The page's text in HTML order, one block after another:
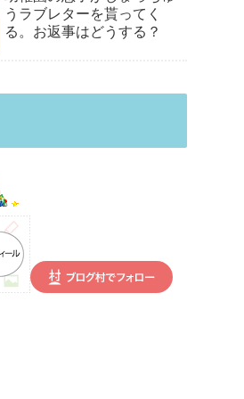
うラブレターを貰ってく
る。お返事はどうする？